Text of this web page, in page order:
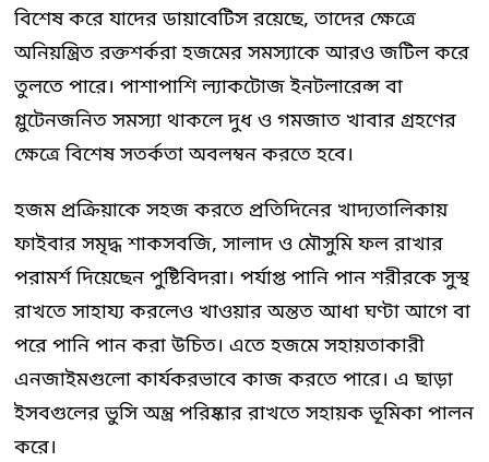
বিশেষ করে যাদের ডায়াবেটিস রয়েছে, তাদের ক্ষেত্রে
অনিয়ন্ত্রিত রক্তশর্করা হজমের সমস্যাকে আরও জটিল করে
তুলতে পারে। পাশাপাশি ল্যাকটোজ ইনটলারেন্স বা
গ্লুটেনজনিত সমস্যা থাকলে দুধ ও গমজাত খাবার গ্রহণের
ক্ষেত্রে বিশেষ সতর্কতা অবলম্বন করতে হবে।
হজম প্রক্রিয়াকে সহজ করতে প্রতিদিনের খাদ্যতালিকায়
ফাইবার সমৃদ্ধ শাকসবজি, সালাদ ও মৌসুমি ফল রাখার
পরামর্শ দিয়েছেন পুষ্টিবিদরা। পর্যাপ্ত পানি পান শরীরকে সুস্থ
রাখতে সাহায্য করলেও খাওয়ার অন্তত আধা ঘণ্টা আগে বা
পরে পানি পান করা উচিত। এতে হজমে সহায়তাকারী
এনজাইমগুলো কার্যকরভাবে কাজ করতে পারে। এ ছাড়া
ইসবগুলের ভুসি অন্ত্র পরিষ্কার রাখতে সহায়ক ভূমিকা পালন
করে।